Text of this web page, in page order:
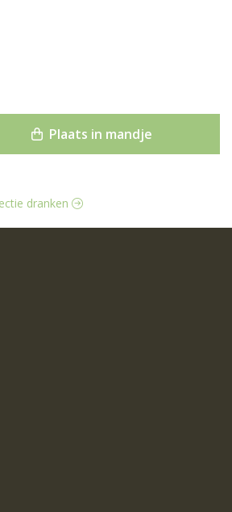
Plaats in mandje
dranken